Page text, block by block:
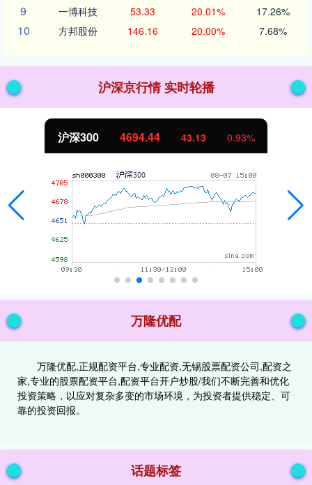
9 一博科技 53.33 20.01% 17.26%
10 方邦股份 146.16 20.00% 7.68%
沪深京行情 实时轮播
北证50 1134.24 11.37
万隆优配
万隆优配,正规配资平台,专业配资,无锡股票配资公司,配资之
家,专业的股票配资平台,配资平台开户炒股/我们不断完善和优化
投资策略，以应对复杂多变的市场环境，为投资者提供稳定、可
靠的投资回报。
话题标签